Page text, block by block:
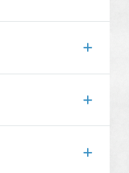
ジです。